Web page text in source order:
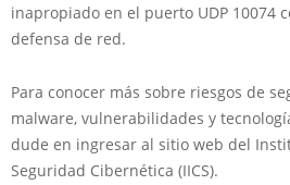
inapropiado en el puerto UDP 10074
defensa de red.
Para conocer más sobre riesgos de
malware, vulnerabilidades y
dude en ingresar al sitio web del
Seguridad Cibernética (IICS).